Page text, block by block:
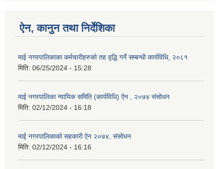
ऐन, कानुन तथा निर्देशिका
माई नगरपालिकाका कर्मचारीहरुको तह वृद्धि गर्ने सम्बन्धी कार्यविधि, २०८१
मिति: 06/25/2024 - 15:28
माई नगरपालिका न्यायिक समिति (कार्यविधि) ऐन , २०७४ संसोधन
मिति: 02/12/2024 - 16:18
माई नगरपालिकाको सहकारी ऐन २०७४, संसोधन
मिति: 02/12/2024 - 16:16